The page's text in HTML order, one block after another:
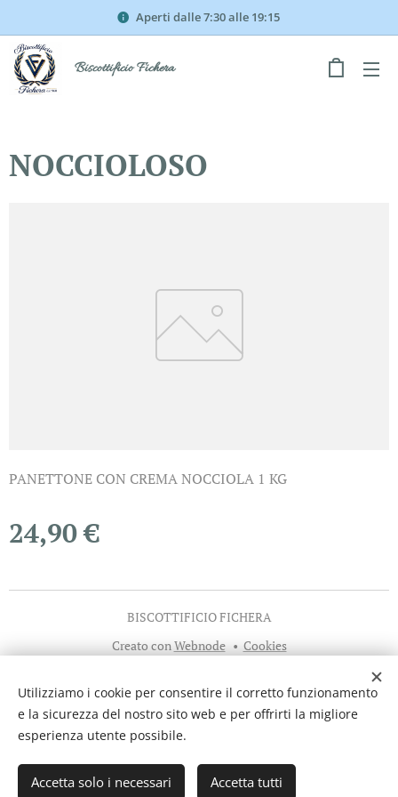
Aperti dalle 7:30 alle 19:15
Biscottificio Fichera
NOCCIOLOSO
PANETTONE CON CREMA NOCCIOLA 1 KG
24,90€
Aggiungi al carrello
BISCOTTIFICIO FICHERA
Creato conWebnode Cookies
Italiano
English Español Deutsch
Utilizziamo i cookie per consentire il corretto funzionamento
e la sicurezza del nostro sito web e per offrirti la migliore
esperienza utente possibile.
Accetta solo i necessari Accetta tutti